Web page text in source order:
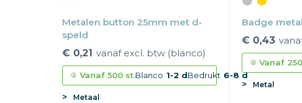
Metalen button 25mm met d-
speld
€ 0,21 vanaf excl. btw (blanco)
Vanaf 500 st.Blanco 1-2 dBedrukt 6-8 d
Metaal
Badge
€ 0,43
Vanaf
Metal